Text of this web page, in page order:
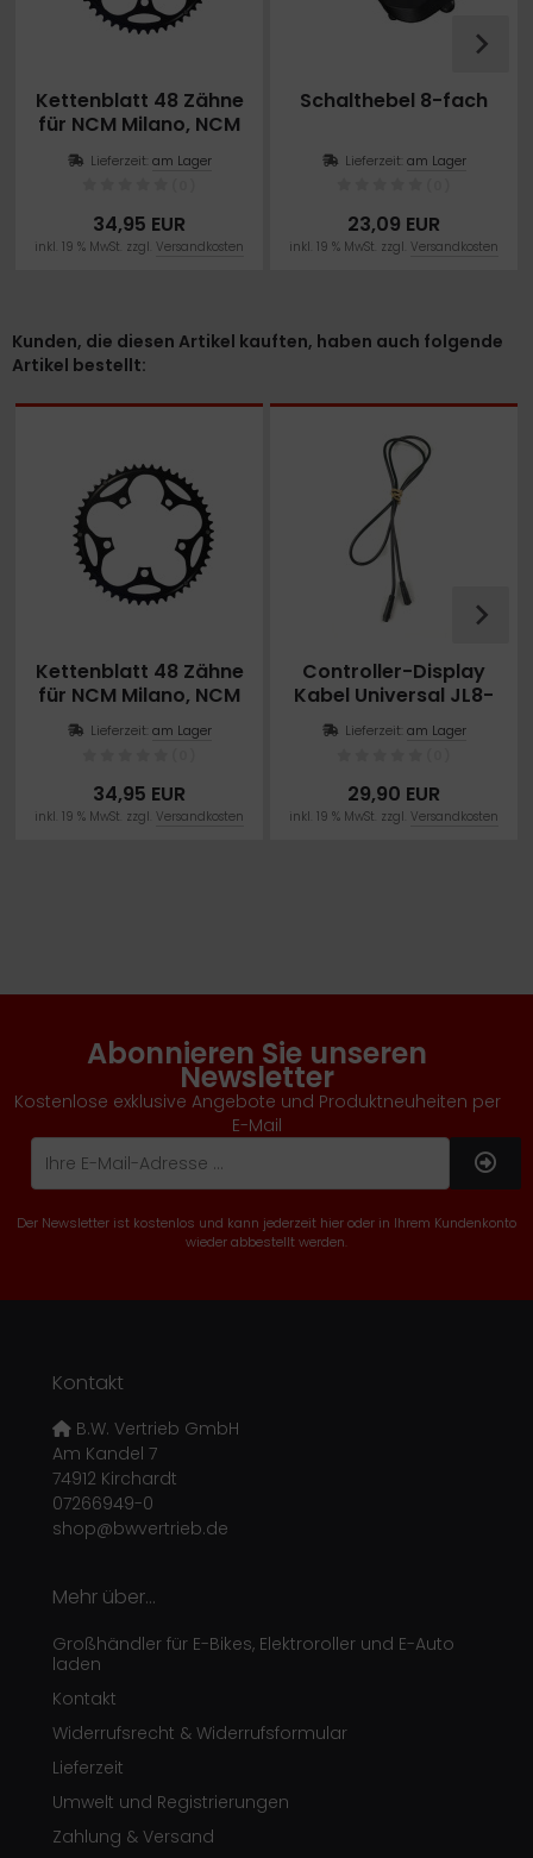
Kettenblatt 48 Zähne
für NCM Milano, NCM
Lieferzeit: am Lager
34,95 EUR
inkl. 19 % MwSt. zzgl. Versandkosten
Schalthebel 8-fach
Lieferzeit: am Lager
23,09 EUR
inkl. 19 % MwSt. zzgl. Versandkosten
Kunden, die diesen Artikel kauften, haben auch folgende
Artikel bestellt:
Kettenblatt 48 Zähne
für NCM Milano, NCM
Lieferzeit: am Lager
34,95 EUR
inkl. 19 % MwSt. zzgl. Versandkosten
Controller-Display
Kabel Universal JL8-
Pin Stecker 130cm
Lieferzeit: am Lager
29,90 EUR
inkl. 19 % MwSt. zzgl. Versandkosten
Abonnieren Sie unseren
Newsletter
Kostenlose exklusive Angebote und Produktneuheiten per
E-Mail
Der Newsletter ist kostenlos und kann jederzeit hier oder in Ihrem Kundenkonto
wieder abbestellt werden.
Kontakt
B.W. Vertrieb GmbH
Am Kandel 7
74912 Kirchardt
07266949-0
shop@bwvertrieb.de
Mehr über...
Großhändler für E-Bikes, Elektroroller und E-Auto
laden
Kontakt
Widerrufsrecht & Widerrufsformular
Lieferzeit
Umwelt und Registrierungen
Zahlung & Versand